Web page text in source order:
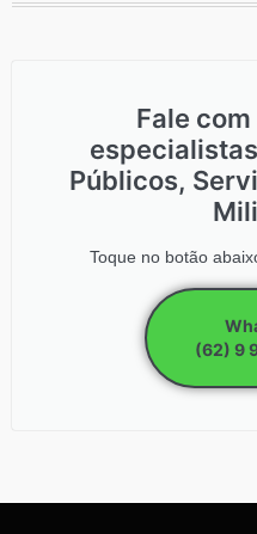
Fale
Públicos,
Toque no botão
(62) 9